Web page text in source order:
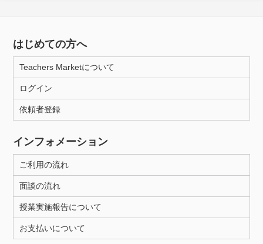
はじめての方へ
Teachers Marketについて
ログイン
依頼者登録
インフォメーション
ご利用の流れ
面談の流れ
授業実施報告について
お支払いについて